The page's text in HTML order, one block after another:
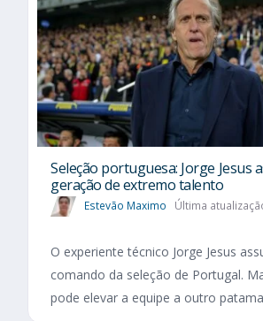
Seleção portuguesa: Jorge Jesus
geração de extremo talento
Estevão Maximo Última
O experiente técnico Jorge Jesus
comando da seleção de Portugal.
pode elevar a equipe a outro